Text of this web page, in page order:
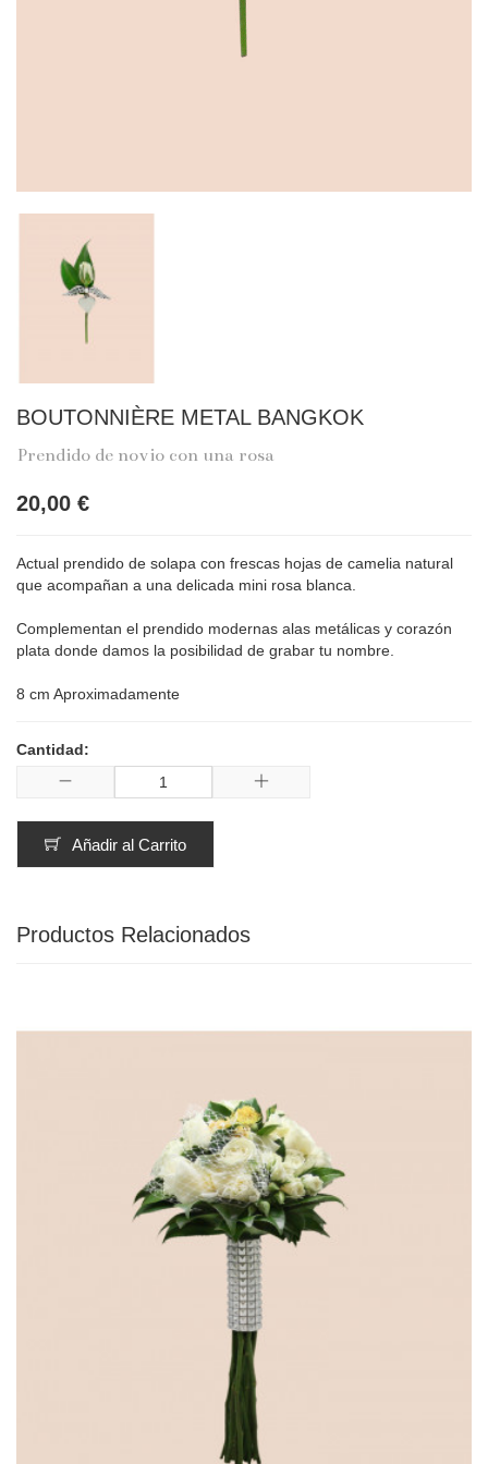
BOUTONNIÈRE METAL BANGKOK
Prendido de novio con una rosa
20,00 €
Actual prendido de solapa con frescas hojas de camelia natural
que acompañan a una delicada mini rosa blanca.
Complementan el prendido modernas alas metálicas y corazón
plata donde damos la posibilidad de grabar tu nombre.
8 cm Aproximadamente
Cantidad:
Añadir al Carrito
Productos Relacionados